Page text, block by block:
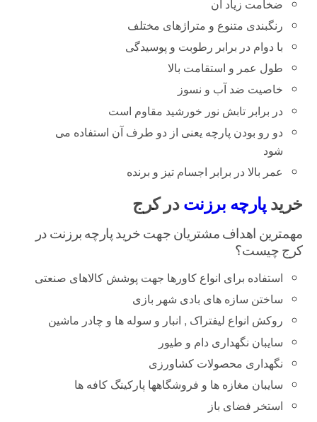
ضخامت زیاد آن
رنگبندی متنوع و متراژهای مختلف
با دوام در برابر رطوبت و پوسیدگی
طول عمر و استقامت بالا
خاصیت ضد آب و نسوز
در برابر تابش نور خورشید مقاوم است
دو رو بودن پارچه یعنی از دو طرف آن استفاده می
شود
عمر بالا در برابر اجسام تیز و برنده
خریدپارچه برزنتدر کرج
مهمترین اهداف مشتریان جهت خرید پارچه برزنت در
کرج چیست؟
استفاده برای انواع کاورها جهت پوشش کالاهای صنعتی
ساختن سازه های بادی شهر بازی
روکش انواع لیفتراک , انبار و سوله ها و چادر ماشین
سایبان نگهداری دام و طیور
نگهداری محصولات کشاورزی
سایبان مغازه ها و فروشگاهها پارکینگ کافه ها
استخر فضای باز